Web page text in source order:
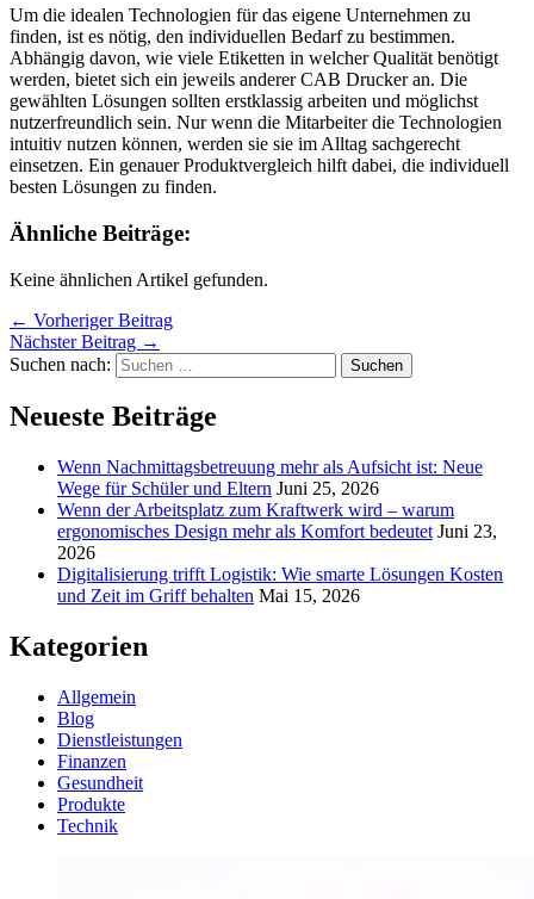
Um die idealen Technologien für das eigene Unternehmen zu
finden, ist es nötig, den individuellen Bedarf zu bestimmen.
Abhängig davon, wie viele Etiketten in welcher Qualität benötigt
werden, bietet sich ein jeweils anderer CAB Drucker an. Die
gewählten Lösungen sollten erstklassig arbeiten und möglichst
nutzerfreundlich sein. Nur wenn die Mitarbeiter die Technologien
intuitiv nutzen können, werden sie sie im Alltag sachgerecht
einsetzen. Ein genauer Produktvergleich hilft dabei, die individuell
besten Lösungen zu finden.
Ähnliche Beiträge:
Keine ähnlichen Artikel gefunden.
← Vorheriger Beitrag
Nächster Beitrag →
Suchen nach:
Neueste Beiträge
Wenn Nachmittagsbetreuung mehr als Aufsicht ist: Neue
Wege für Schüler und Eltern Juni 25, 2026
Wenn der Arbeitsplatz zum Kraftwerk wird – warum
ergonomisches Design mehr als Komfort bedeutet Juni 23,
2026
Digitalisierung trifft Logistik: Wie smarte Lösungen Kosten
und Zeit im Griff behalten Mai 15, 2026
Kategorien
Allgemein
Blog
Dienstleistungen
Finanzen
Gesundheit
Produkte
Technik